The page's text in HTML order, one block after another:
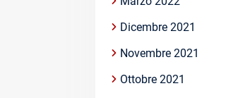
Dicembre 2021
Novembre 2021
Ottobre 2021